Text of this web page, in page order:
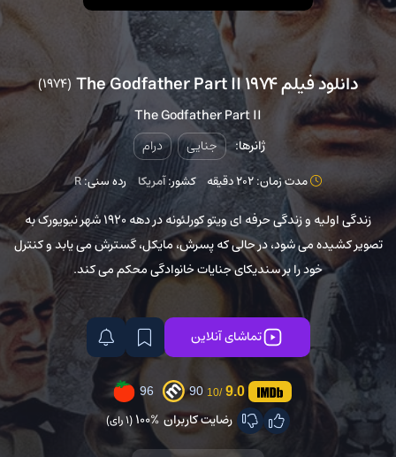
دانلود فیلم The Godfather Part II 1974 (1974)
The Godfather Part II
ژانرها: جنایی درام
مدت زمان: 202 دقیقه کشور:آمریکا رده سنی:R
زندگی اولیه و زندگی حرفه ای ویتو کورلئونه در دهه 1920 شهر نیویورک به
تصویر کشیده می شود، در حالی که پسرش، مایکل، گسترش می یابد و کنترل
خود را بر سندیکای جنایات خانوادگی محکم می کند.
تماشای آنلاین
9.0
/10
90
96
رضایت کاربران 100%(1 رای)